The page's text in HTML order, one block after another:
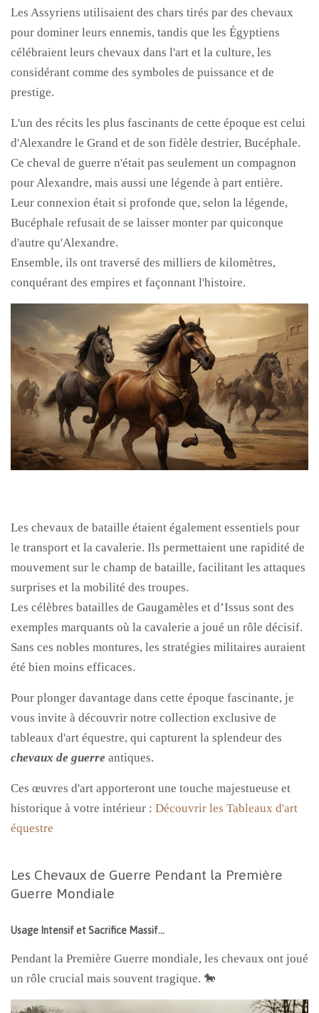
Les Assyriens utilisaient des chars tirés par des chevaux
pour dominer leurs ennemis, tandis que les Égyptiens
célébraient leurs chevaux dans l'art et la culture, les
considérant comme des symboles de puissance et de
prestige.
L'un des récits les plus fascinants de cette époque est celui
d'Alexandre le Grand et de son fidèle destrier, Bucéphale.
Ce cheval de guerre n'était pas seulement un compagnon
pour Alexandre, mais aussi une légende à part entière.
Leur connexion était si profonde que, selon la légende,
Bucéphale refusait de se laisser monter par quiconque
d'autre qu'Alexandre.
Ensemble, ils ont traversé des milliers de kilomètres,
conquérant des empires et façonnant l'histoire.
Les chevaux de bataille étaient également essentiels pour
le transport et la cavalerie. Ils permettaient une rapidité de
mouvement sur le champ de bataille, facilitant les attaques
surprises et la mobilité des troupes.
Les célèbres batailles de Gaugamèles et d’Issus sont des
exemples marquants où la cavalerie a joué un rôle décisif.
Sans ces nobles montures, les stratégies militaires auraient
été bien moins efficaces.
Pour plonger davantage dans cette époque fascinante, je
vous invite à découvrir notre collection exclusive de
tableaux d'art équestre, qui capturent la splendeur des
chevaux de guerre antiques.
Ces œuvres d'art apporteront une touche majestueuse et
historique à votre intérieur : Découvrir les Tableaux d'art
équestre
Les Chevaux de Guerre Pendant la Première
Guerre Mondiale
Usage Intensif et Sacrifice Massif…
Pendant la Première Guerre mondiale, les chevaux ont joué
un rôle crucial mais souvent tragique. 🐎